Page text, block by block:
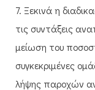
7. Ξεκινά η
τις συντάξεις
μείωση του
συγκεκριμένες
λήψης παροχών